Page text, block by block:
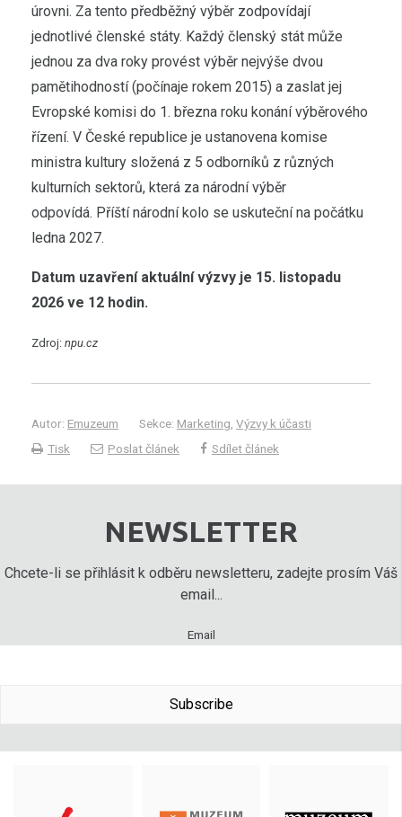
úrovni. Za tento předběžný výběr zodpovídají
jednotlivé členské státy. Každý členský stát může
jednou za dva roky provést výběr nejvýše dvou
pamětihodností (počínaje rokem 2015) a zaslat jej
Evropské komisi do 1. března roku konání výběrového
řízení. V České republice je ustanovena komise
ministra kultury složená z 5 odborníků z různých
kulturních sektorů, která za národní výběr
odpovídá. Příští národní kolo se uskuteční na počátku
ledna 2027.
Datum uzavření aktuální výzvy je 15. listopadu
2026 ve 12 hodin.
Zdroj: npu.cz
Autor: Emuzeum Sekce: Marketing Výzvy k účasti
Tisk
Poslat článek Sdílet článek
NEWSLETTER
Chcete-li se přihlásit k odběru newsletteru, zadejte prosím Váš
email...
Email
Subscribe